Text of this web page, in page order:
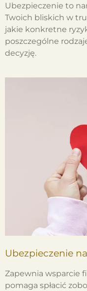
Ubezpieczenie to
Twoich bliskich w
jakie konkretne
poszczególne
decyzję.
Ubezpieczenie
Zapewnia wsparcie
pomaga spłacić